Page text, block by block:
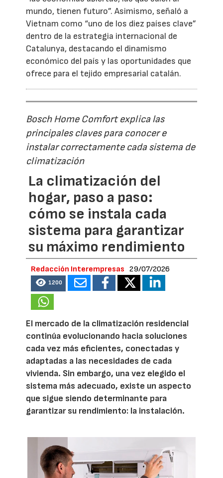
mundo, tienen futuro”. Asimismo, señaló a
Vietnam como “uno de los diez países clave”
dentro de la estrategia internacional de
Catalunya, destacando el dinamismo
económico del país y las oportunidades que
ofrece para el tejido empresarial catalán.
Bosch Home Comfort explica las
principales claves para conocer e
instalar correctamente cada sistema de
climatización
La climatización del
hogar, paso a paso:
cómo se instala cada
sistema para garantizar
su máximo rendimiento
Redacción Interempresas 29/07/2026
1200
El mercado de la climatización residencial
continúa evolucionando hacia soluciones
cada vez más eficientes, conectadas y
adaptadas a las necesidades de cada
vivienda. Sin embargo, una vez elegido el
sistema más adecuado, existe un aspecto
que sigue siendo determinante para
garantizar su rendimiento: la instalación.